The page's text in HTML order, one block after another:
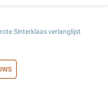
Sinterklaas verlanglijst